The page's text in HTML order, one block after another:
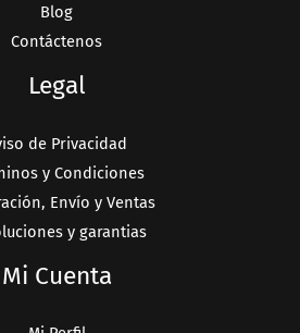
Blog
Contáctenos
Legal
de Privacidad
y Condiciones
Envío y Ventas
y garantias
Mi Cuenta